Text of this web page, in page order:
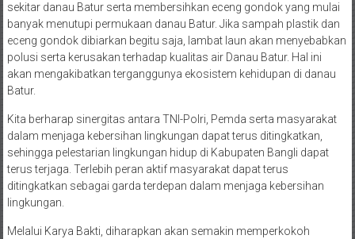
sekitar danau Batur serta membersihkan eceng gondok yang mulai
banyak menutupi permukaan danau Batur. Jika sampah plastik dan
eceng gondok dibiarkan begitu saja, lambat laun akan menyebabkan
polusi serta kerusakan terhadap kualitas air Danau Batur. Hal ini
akan mengakibatkan terganggunya ekosistem kehidupan di danau
Batur.
Kita berharap sinergitas antara TNI-Polri, Pemda serta masyarakat
dalam menjaga kebersihan lingkungan dapat terus ditingkatkan,
sehingga pelestarian lingkungan hidup di Kabupaten Bangli dapat
terus terjaga. Terlebih peran aktif masyarakat dapat terus
ditingkatkan sebagai garda terdepan dalam menjaga kebersihan
lingkungan.
Melalui Karya Bakti, diharapkan akan semakin memperkokoh